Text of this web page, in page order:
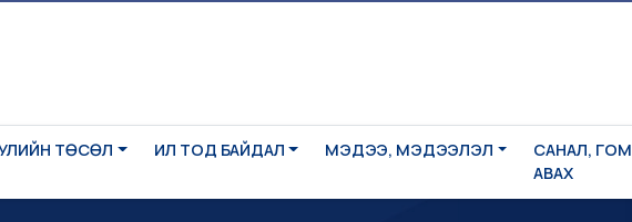
ТӨСӨЛ ИЛ ТОД БАЙДАЛ МЭДЭЭ, МЭДЭЭЛЭЛ
САНАЛ,
АВАХ